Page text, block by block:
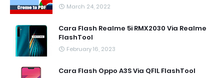
March 24, 2022
Cara Flash Realme 5i RMX2030 Via Realme
FlashTool
February 16, 2023
Cara Flash Oppo A3S Via QFIL FlashTool